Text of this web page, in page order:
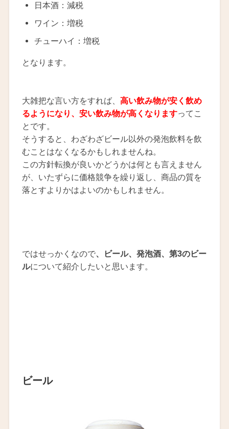
日本酒：減税
ワイン：増税
チューハイ：増税
となります。
大雑把な言い方をすれば、 高い飲み物が安く飲め
るようになり、安い飲み物が高くなりますってこ
とです。
そうすると、わざわざビール以外の発泡飲料を飲
むことはなくなるかもしれませんね。
この方針転換が良いかどうかは何とも言えません
が、いたずらに価格競争を繰り返し、商品の質を
落とすよりかはよいのかもしれません。
ではせっかくなので、ビール、発泡酒、第3のビー
ルについて紹介したいと思います。
ビール